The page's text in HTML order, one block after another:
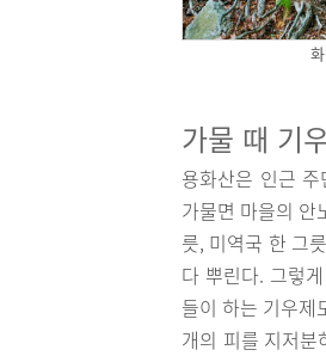
가물 때 기
용화산은 인근
가물면 마을의 안
릇, 미역국 한 그
다 뿌린다. 그렇
들이 하는 기우제
개의 피를 지저